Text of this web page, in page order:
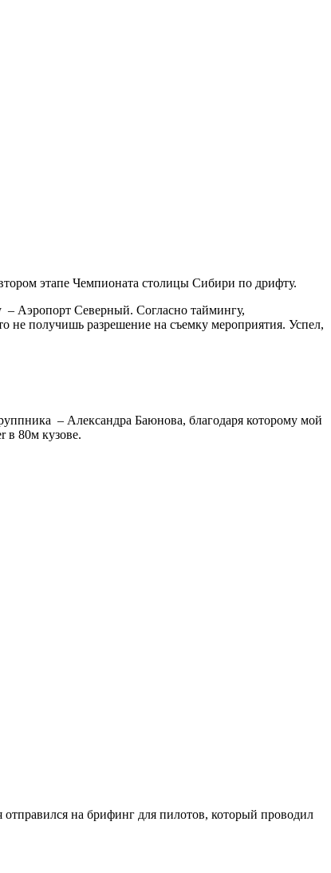
этапе Чемпионата столицы Сибири по дрифту.
– Аэропорт Северный. Согласно таймингу,
не получишь разрешение на съемку мероприятия. Успел,
– Александра Баюнова, благодаря которому мой
в 80м кузове.
отправился на брифинг для пилотов, который проводил